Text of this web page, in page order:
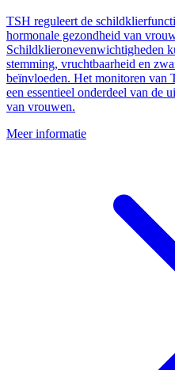
TSH reguleert de
hormonale gezondheid van
Schildklieronevenwichtigheden
stemming, vruchtbaarheid en
beïnvloeden. Het monitoren van
een essentieel onderdeel van de
van vrouwen.
Meer informatie